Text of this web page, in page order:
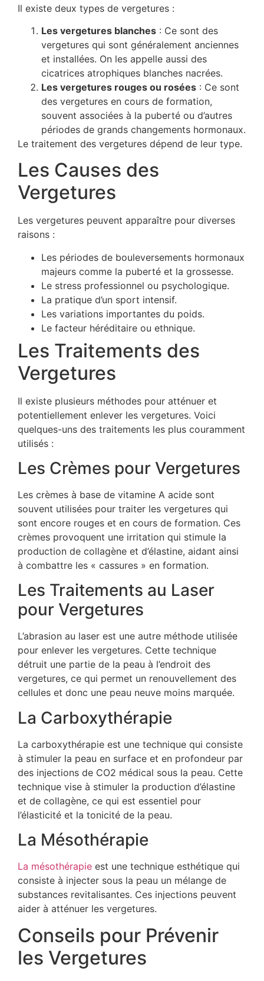
Il existe deux types de vergetures :
Les vergetures blanches : Ce sont des
vergetures qui sont généralement anciennes
et installées. On les appelle aussi des
cicatrices atrophiques blanches nacrées.
Les vergetures rouges ou rosées : Ce sont
des vergetures en cours de formation,
souvent associées à la puberté ou d’autres
périodes de grands changements hormonaux.
Le traitement des vergetures dépend de leur type.
Les Causes des
Vergetures
Les vergetures peuvent apparaître pour diverses
raisons :
Les périodes de bouleversements hormonaux
majeurs comme la puberté et la grossesse.
Le stress professionnel ou psychologique.
La pratique d’un sport intensif.
Les variations importantes du poids.
Le facteur héréditaire ou ethnique.
Les Traitements des
Vergetures
Il existe plusieurs méthodes pour atténuer et
potentiellement enlever les vergetures. Voici
quelques-uns des traitements les plus couramment
utilisés :
Les Crèmes pour Vergetures
Les crèmes à base de vitamine A acide sont
souvent utilisées pour traiter les vergetures qui
sont encore rouges et en cours de formation. Ces
crèmes provoquent une irritation qui stimule la
production de collagène et d’élastine, aidant ainsi
à combattre les « cassures » en formation.
Les Traitements au Laser
pour Vergetures
L’abrasion au laser est une autre méthode utilisée
pour enlever les vergetures. Cette technique
détruit une partie de la peau à l’endroit des
vergetures, ce qui permet un renouvellement des
cellules et donc une peau neuve moins marquée.
La Carboxythérapie
La carboxythérapie est une technique qui consiste
à stimuler la peau en surface et en profondeur par
des injections de CO2 médical sous la peau. Cette
technique vise à stimuler la production d’élastine
et de collagène, ce qui est essentiel pour
l’élasticité et la tonicité de la peau.
La Mésothérapie
La mésothérapie est une technique esthétique qui
consiste à injecter sous la peau un mélange de
substances revitalisantes. Ces injections peuvent
aider à atténuer les vergetures.
Conseils pour Prévenir
les Vergetures